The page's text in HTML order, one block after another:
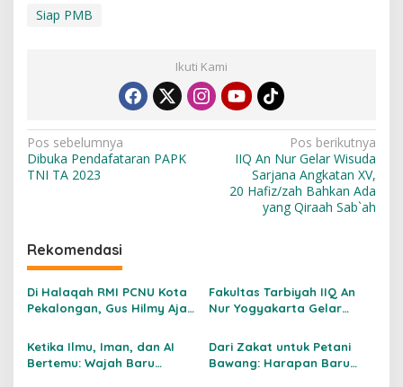
Siap PMB
Ikuti Kami
N
a
g
a
s
p
o
Pos sebelumnya
Dibuka Pendafataran PAPK
TNI TA 2023
Pos berikutnya
IIQ An Nur Gelar Wisuda
Sarjana Angkatan XV,
20 Hafiz/zah Bahkan Ada
yang Qiraah Sab`ah
Rekomendasi
Di Halaqah RMI PCNU Kota
Pekalongan, Gus Hilmy Ajak
Lingkungan
Fakultas Tarbiyah IIQ An
Nur Yogyakarta Gelar
Pendidik Profesional
Ketika Ilmu, Iman, dan AI
Bertemu: Wajah Baru
Dari Zakat untuk Petani
Bawang: Harapan Baru